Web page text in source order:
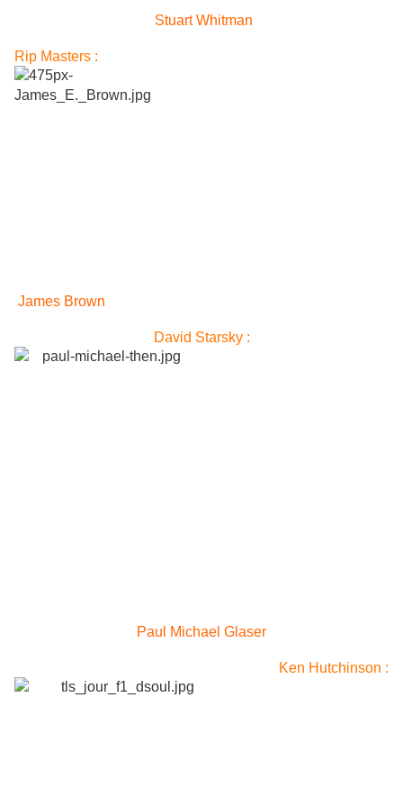
Stuart Whitman
Rip Masters :
James Brown
David Starsky :
Paul Michael Glaser
Ken Hutchinson :